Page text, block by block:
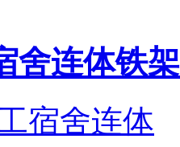
舍连体铁